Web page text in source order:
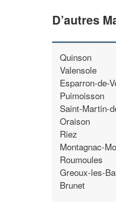
D’autres
Quinson
Valensole
Esparron-de-
Puimoisson
Saint-Martin-
Oraison
Riez
Montagnac-
Roumoules
Greoux-les-
Brunet